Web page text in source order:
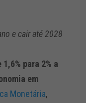
e cair até 2028
para 2% a
em
Monetária,